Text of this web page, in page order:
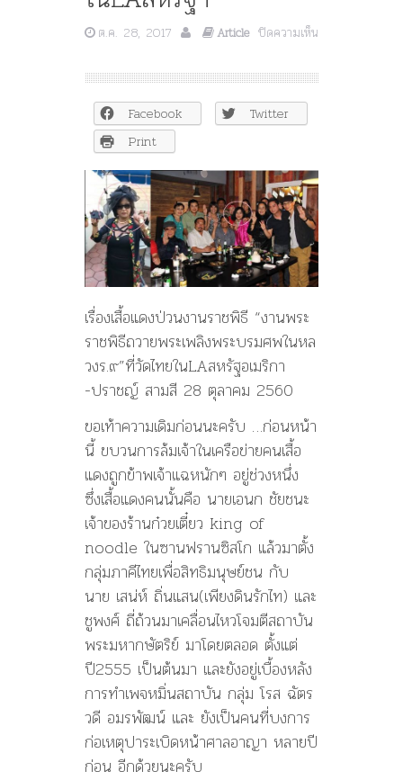
ต.ค. 28, 2017 Article ปิดความเห็น
เรื่อง
เสื้อ
แดง
ป่วน“งาน
พระ
ราช
พิธี
ถวาย
พระ
เพลิง
พระบรม
ศพ
ใน
หล
วงร.๙”ที่
วัด
ในLAสหรัฐฯ
Facebook
Twitter
Print
เรื่องเสื้อแดงป่วนงานราชพิธี “งานพระ
ราชพิธีถวายพระเพลิงพระบรมศพในหล
วงร.๙”ที่วัดไทยในLAสหรัฐอเมริกา
-ปราชญ์ สามสี 28 ตุลาคม 2560
ขอเท้าความเดิมก่อนนะครับ …ก่อนหน้า
นี้ ขบวนการล้มเจ้าในเครือข่ายคนเสื้อ
แดงถูกข้าพเจ้าแฉหนักๆ อยู่ช่วงหนึ่ง
ซึ่งเสื้อแดงคนนั้นคือ นายเอนก ชัยชนะ
เจ้าของร้านก๋วยเตี๋ยว king of
noodle ในซานฟรานซิสโก แล้วมาตั้ง
กลุ่มภาคีไทยเพื่อสิทธิมนุษย์ชน กับ
นาย เสน่ห์ ถิ่นแสน(เพียงดินรักไท) และ
ชูพงศ์ ถี่ถ้วนมาเคลื่อนไหวโจมตีสถาบัน
พระมหากษัตริย์ มาโดยตลอด ตั้งแต่
ปี2555 เป็นต้นมา และยังอยู่เบื้องหลัง
การทำเพจหมิ่นสถาบัน กลุ่ม โรส ฉัตร
วดี อมรพัฒน์ และ ยังเป็นคนที่บงการ
ก่อเหตุปาระเบิดหน้าศาลอาญา หลายปี
ก่อน อีกด้วยนะครับ